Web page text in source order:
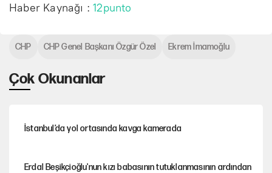
Haber Kaynağı :12punto
Çok Okunanlar
İstanbul’da yol ortasında kavga kamerada
Erdal Beşikçioğlu'nun kızı babasının tutuklanmasının ardından
CHP CHP Genel Başkanı Özgür Özel Ekrem İmamoğlu